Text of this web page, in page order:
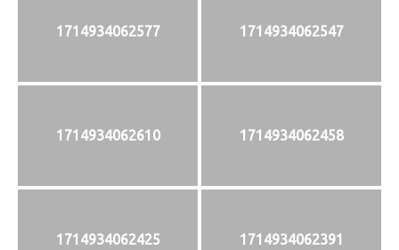
1714934062577 1714934062547
1714934062610 1714934062458
1714934062425 1714934062391